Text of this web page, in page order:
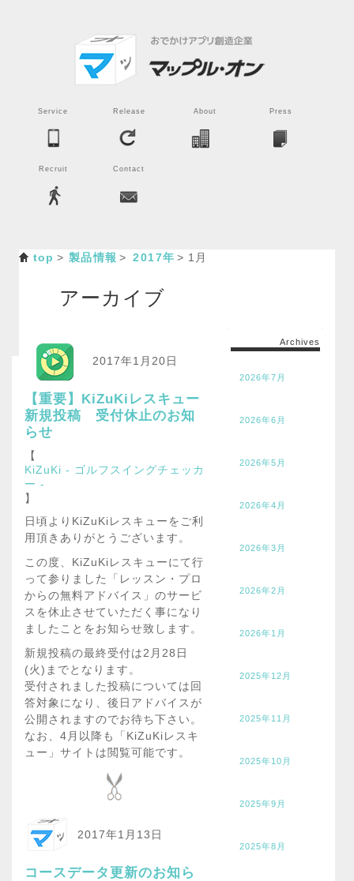
Service Release About Press
Recruit Contact
top 製品情報 2017年 1月
アーカイブ
2017年1月20日
【重要】KiZuKiレスキュー
新規投稿 受付休止のお知
らせ
【
KiZuKi - ゴルフスイングチェッカ
ー -
】
日頃よりKiZuKiレスキューをご利
用頂きありがとうございます。
この度、KiZuKiレスキューにて行
って参りました「レッスン・プロ
からの無料アドバイス」のサービ
スを休止させていただく事になり
ましたことをお知らせ致します。
新規投稿の最終受付は2月28日
(火)までとなります。
受付されました投稿については回
答対象になり、後日アドバイスが
公開されますのでお待ち下さい。
なお、4月以降も「KiZuKiレスキ
ュー」サイトは閲覧可能です。
2017年1月13日
コースデータ更新のお知ら
Archives
2026年7月
2026年6月
2026年5月
2026年4月
2026年3月
2026年2月
2026年1月
2025年12月
2025年11月
2025年10月
2025年9月
2025年8月